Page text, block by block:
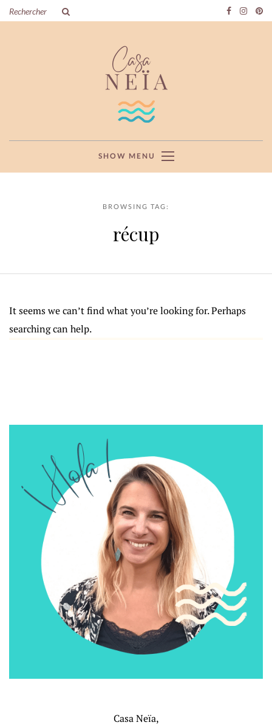
SHOW MENU
BROWSING TAG:
récup
It seems we can’t find what you’re looking for. Perhaps
searching can help.
Casa Neïa,